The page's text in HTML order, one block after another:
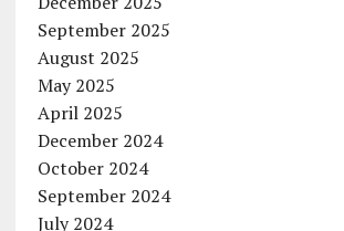
September 2025
August 2025
May 2025
April 2025
December 2024
October 2024
September 2024
July 2024